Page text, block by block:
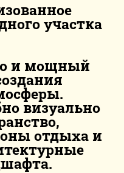
участка
и мощный
визуально
отдыха и